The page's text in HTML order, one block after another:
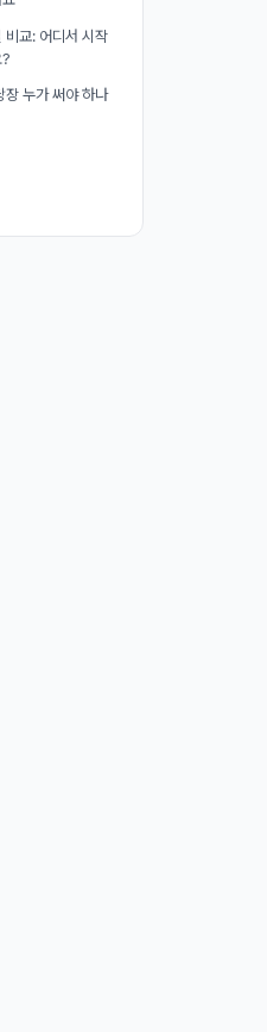
비교: 어디서 시작
장 누가 써야 하나